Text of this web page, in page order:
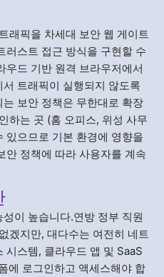
래픽을 차세대 보안 웹 게이트
러스트 접근 방식을 구현할 수
우드 기반 원격 브라우저에서
트래픽이 실행되지 않도록
보안 정책은 무한대로 확장
하는 곳 (홈 오피스, 위성 사무
으므로 기본 환경에 영향을
안 정책에 따라 사용자를 계속
이 높습니다.연방 정부 직원
겠지만, 대다수는 여전히 네트
시스템, 클라우드 앱 및 SaaS
에 로그인하고 액세스해야 합